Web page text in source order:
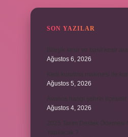
SON YAZILAR
Bileşik kesir ve basit kesir
Ağustos 6, 2026
Ağustos 5, 2026
Ağustos 4, 2026